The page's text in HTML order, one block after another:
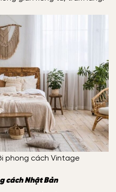
phong cách Vintage
cách Nhật Bản